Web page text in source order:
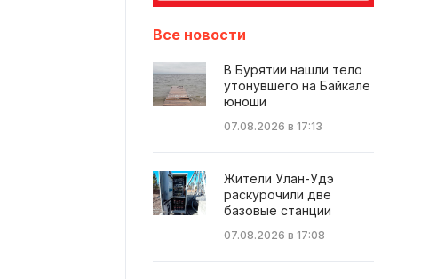
Все новости
В Бурятии нашли тело
утонувшего на Байкале
юноши
07.08.2026 в 17:13
Жители Улан-Удэ
раскурочили две
базовые станции
07.08.2026 в 17:08